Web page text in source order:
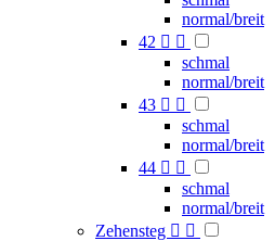
normal/breit
42  
schmal
normal/breit
43  
schmal
normal/breit
44  
schmal
normal/breit
Zehensteg  